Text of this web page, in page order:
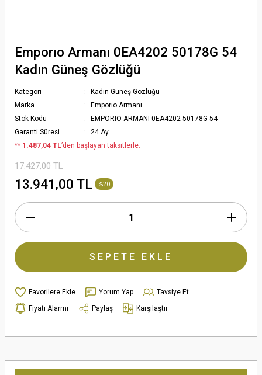
Emporıo Armanı 0EA4202 50178G 54
Kadın Güneş Gözlüğü
Kategori
Kadın Güneş Gözlüğü
Marka
Emporıo Armanı
Stok Kodu
EMPORIO ARMANI 0EA4202 50178G 54
Garanti Süresi
24 Ay
** 1.487,04 TL’den başlayan taksitlerle.
17.427,00 TL
13.941,00 TL %20
SEPETE EKLE
Yorum Yap
Tavsiye Et
Fiyatı Alarmı
Paylaş Karşılaştır